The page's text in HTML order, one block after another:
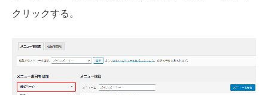
クリックする。